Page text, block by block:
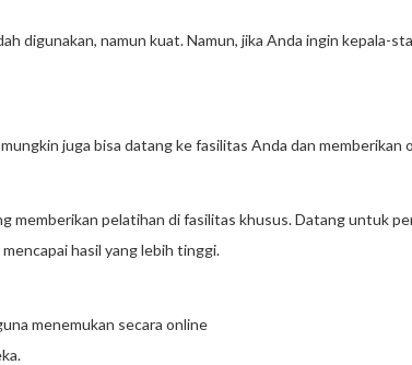
digunakan, namun kuat. Namun, jika Anda ingin kepala-
juga bisa datang ke fasilitas Anda dan
memberikan pelatihan di fasilitas khusus. Datang untuk
hasil yang lebih tinggi.
menemukan secara online